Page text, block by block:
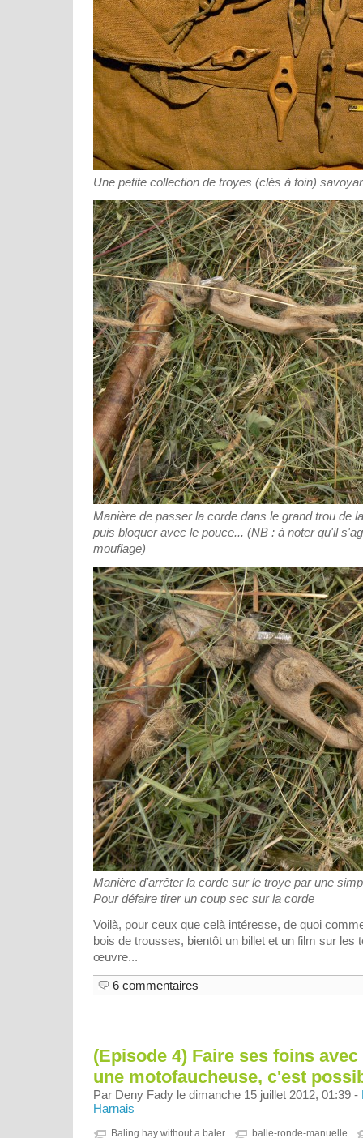
Une petite collection de troyes (clés à foin)
Manière de passer la corde dans le grand trou de
puis bloquer avec le pouce... (NB : à noter qu'il
mouflage)
Manière d'arrêter la corde sur le troye par une
Pour défaire tirer un coup sec sur la corde
Voilà, pour ceux que celà intéresse, de quoi
bois de trousses, bientôt un billet et un film sur les
œuvre...
6 commentaires
(Episode 4) Faire ses foins
une motofaucheuse, c'est
Par Deny Fady le dimanche 15 juillet 2012, 01:39 -
Harnais
Baling hay without a baler balle-ronde-manuelle